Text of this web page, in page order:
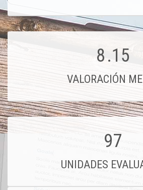
8.15
VALORACIÓN
97
UNIDADES